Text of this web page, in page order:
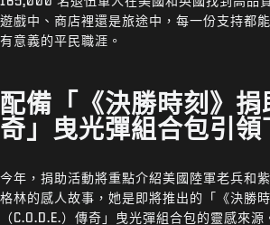
遊戲中、商店裡還是旅途中，每一份支持都
有意義的平民職涯。
配備「《決勝時刻》捐
奇」曳光彈組合包引領
今年，捐助活動將重點介紹美國陸軍老兵和
格林的感人故事，她是即將推出的「《決勝
（C.O.D.E.）傳奇」曳光彈組合包的靈感來源